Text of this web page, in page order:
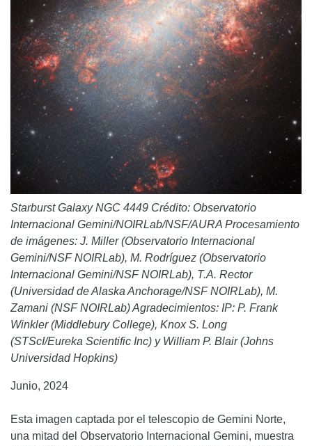
Starburst Galaxy NGC 4449 Crédito: Observatorio
Internacional Gemini/NOIRLab/NSF/AURA Procesamiento
de imágenes: J. Miller (Observatorio Internacional
Gemini/NSF NOIRLab), M. Rodríguez (Observatorio
Internacional Gemini/NSF NOIRLab), T.A. Rector
(Universidad de Alaska Anchorage/NSF NOIRLab), M.
Zamani (NSF NOIRLab) Agradecimientos: IP: P. Frank
Winkler (Middlebury College), Knox S. Long
(STScI/Eureka Scientific Inc) y William P. Blair (Johns
Universidad Hopkins)
Junio, 2024
Esta imagen captada por el telescopio de Gemini Norte,
una mitad del Observatorio Internacional Gemini, muestra